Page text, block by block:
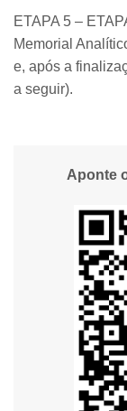
ETAPA 5 –
Memorial
e, após a
a seguir).
Aponte